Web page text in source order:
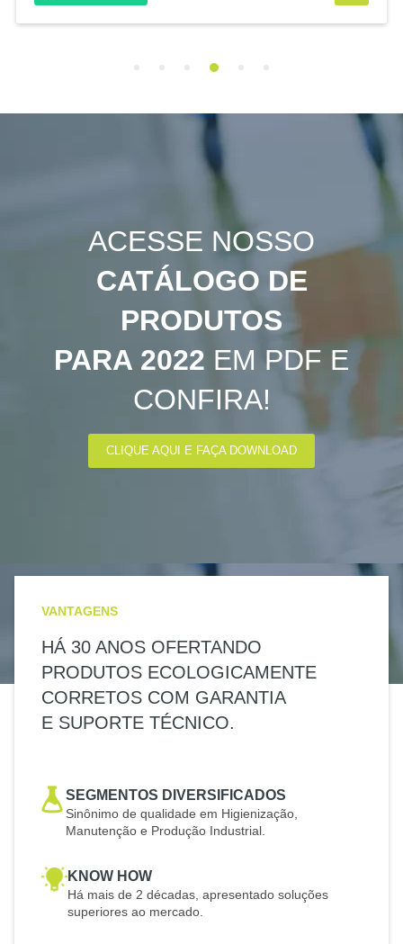
ACESSE NOSSO
CATÁLOGO DE
PRODUTOS
PARA 2022 EM PDF E
CONFIRA!
CLIQUE AQUI E FAÇA DOWNLOAD
VANTAGENS
HÁ 30 ANOS OFERTANDO
PRODUTOS ECOLOGICAMENTE
CORRETOS COM GARANTIA
E SUPORTE TÉCNICO.
SEGMENTOS DIVERSIFICADOS
Sinônimo de qualidade em Higienização,
Manutenção e Produção Industrial.
KNOW HOW
Há mais de 2 décadas, apresentado soluções
superiores ao mercado.